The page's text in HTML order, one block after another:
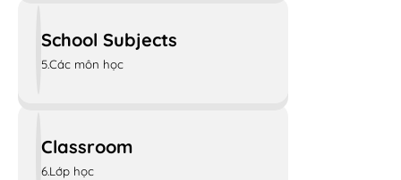
School Subjects
5.Các môn học
Classroom
6.Lớp học